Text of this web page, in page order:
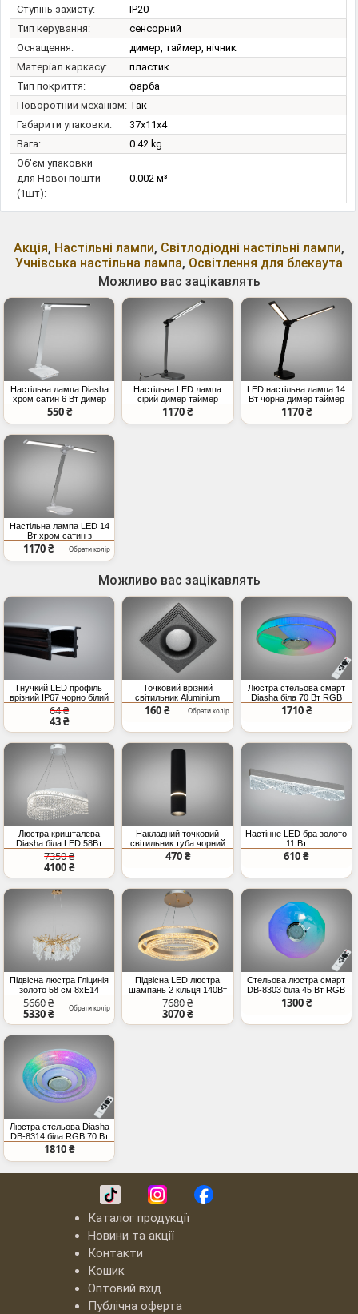
Ступінь захисту:
IP20
Тип керування:
сенсорний
Оснащення:
димер, таймер, нічник
Матеріал каркасу:
пластик
Тип покриття:
фарба
Поворотний механізм: Так
Габарити упаковки:
37x11x4
Вага:
0.42 kg
Об'єм упаковки
для Нової пошти
(1шт):
0.002 м³
Акція, Настільні лампи, Світлодіодні настільні лампи,
Учнівська настільна лампа, Освітлення для блекаута
Можливо вас зацікавлять
Настільна лампа Diasha
хром сатин 6 Вт димер
550 ₴
Настільна LED лампа
сірий димер таймер
нічник 14 Вт
1170 ₴
LED настільна лампа 14
Вт чорна димер таймер
1170 ₴
Настільна лампа LED 14
Вт хром сатин з
димером
1170 ₴ Обрати колір
Можливо вас зацікавлять
Гнучкий LED профіль
врізний IP67 чорно білий
10мм (ціна за 1 метр)
64 ₴
43 ₴
Точковий врізний
світильник Aluminium
чорний MR16 IP20
160 ₴ Обрати колір
Люстра стельова смарт
Diasha біла 70 Вт RGB
BT
1710 ₴
Люстра кришталева
Diasha біла LED 58Вт
7350 ₴
4100 ₴
Накладний точковий
світильник туба чорний
GU10
470 ₴
Настінне LED бра золото
11 Вт
610 ₴
Підвісна люстра Гліцинія
золото 58 см 8xE14
5660 ₴
5330 ₴ Обрати колір
Підвісна LED люстра
шампань 2 кільця 140Вт
7700Лм
7680 ₴
3070 ₴
Стельова люстра смарт
DB-8303 біла 45 Вт RGB
Bluetooth колонка TUYA
пульт
1300 ₴
Люстра стельова Diasha
DB-8314 біла RGB 70 Вт
TUYA
1810 ₴
Каталог продукції
Новини та акції
Контакти
Кошик
Оптовий вхід
Публічна оферта